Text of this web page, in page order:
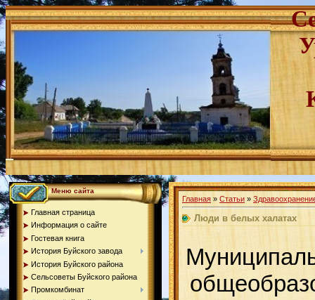
Меню сайта
Главная страница
Информация о сайте
Гостевая книга
История Буйского завода
История Буйского района
Сельсоветы Буйского района
Промкомбинат
Главная » Статьи »
Люди в белых халатах